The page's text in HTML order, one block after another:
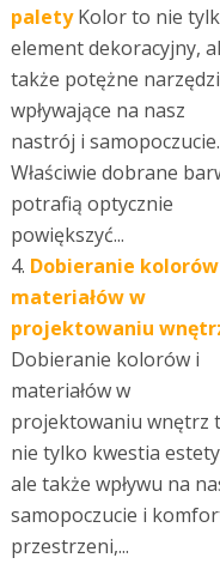
palety Kolor to nie
element dekoracyjny,
także potężne
wpływające na nasz
nastrój i samopoczucie.
Właściwie dobrane
potrafią optycznie
powiększyć...
Dobieranie
materiałów w
projektowaniu
Dobieranie kolorów i
materiałów w
projektowaniu wnętrz
nie tylko kwestia
ale także wpływu na
samopoczucie i
przestrzeni,...